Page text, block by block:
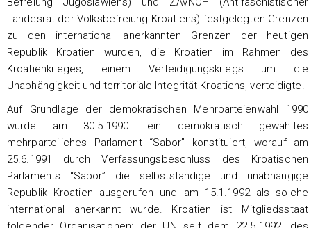
Landesrat der Volksbefreiung Kroatiens) festgelegten Grenzen
zu den international anerkannten Grenzen der heutigen
Republik Kroatien wurden, die Kroatien im Rahmen des
Kroatienkrieges, einem Verteidigungskriegs um die
Unabhängigkeit und territoriale Integrität Kroatiens, verteidigte.
Auf Grundlage der demokratischen Mehrparteienwahl 1990
wurde am 30.5.1990. ein demokratisch gewähltes
mehrparteiliches Parlament “Sabor” konstituiert, worauf am
25.6.1991 durch Verfassungsbeschluss des Kroatischen
Parlaments “Sabor” die selbstständige und unabhängige
Republik Kroatien ausgerufen und am 15.1.1992 als solche
international anerkannt wurde. Kroatien ist Mitgliedsstaat